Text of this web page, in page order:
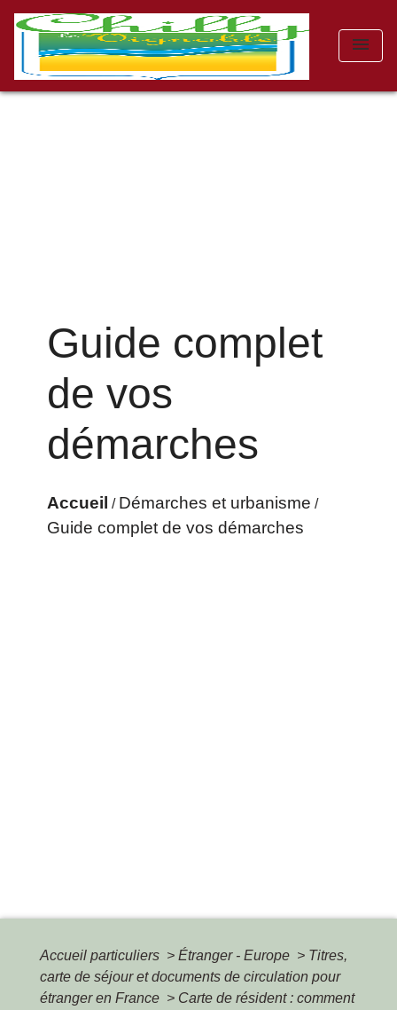
menu
Guide complet
de vos
démarches
Accueil / Démarches et urbanisme /
Guide complet de vos démarches
Accueil particuliers > Étranger - Europe > Titres,
carte de séjour et documents de circulation pour
étranger en France > Carte de résident : comment